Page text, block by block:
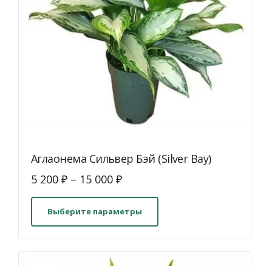
Аглаонема Сильвер Бэй (Silver Bay)
5 200 ₽ – 15 000 ₽
Выберите параметры
несколько
вариаций.